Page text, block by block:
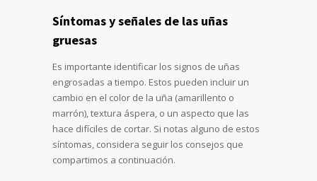
Síntomas y señales de las uñas
gruesas
Es importante identificar los signos de uñas
engrosadas a tiempo. Estos pueden incluir un
cambio en el color de la uña (amarillento o
marrón), textura áspera, o un aspecto que las
hace difíciles de cortar. Si notas alguno de estos
síntomas, considera seguir los consejos que
compartimos a continuación.